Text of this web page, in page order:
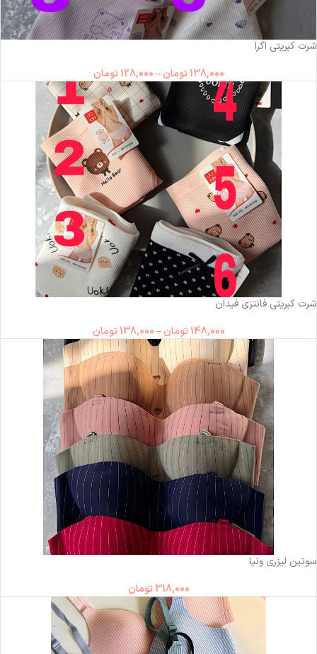
شرت کبریتی اگرا
138,000 تومان–
128,000 تومان
شرت کبریتی فانتزی فیدان
148,000 تومان–
138,000 تومان
سوتین لیزری ونیا
318,000 تومان